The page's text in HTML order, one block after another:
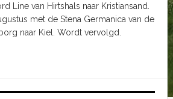
Line van Hirtshals naar Kristiansand.
met de Stena Germanica van de
naar Kiel. Wordt vervolgd.